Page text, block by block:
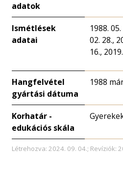
adatok
Ismétlések
adatai
1988.
02. 28.,
16.,
Hangfelvétel
gyártási dátuma
1988
Korhatár -
edukációs skála
Létrehozva: 2024. 09. 04.; Revíziók: